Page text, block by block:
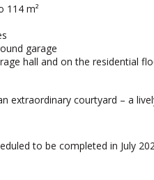
114 m²
garage
hall and on the residential
extraordinary courtyard – a
to be completed in July